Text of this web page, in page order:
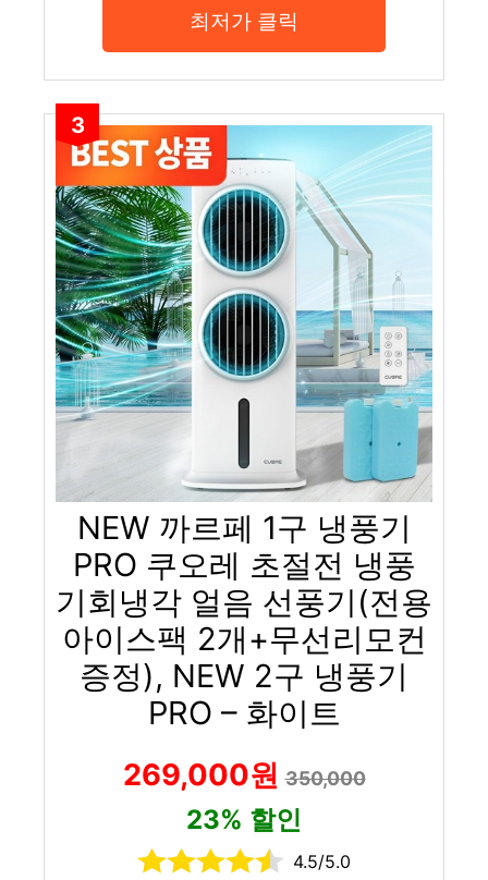
최저가 클릭
3
NEW 까르페 1구 냉풍기
PRO 쿠오레 초절전 냉풍
기회냉각 얼음 선풍기(전용
아이스팩 2개+무선리모컨
증정), NEW 2구 냉풍기
PRO – 화이트
269,000원350,000
23% 할인
4.5/5.0